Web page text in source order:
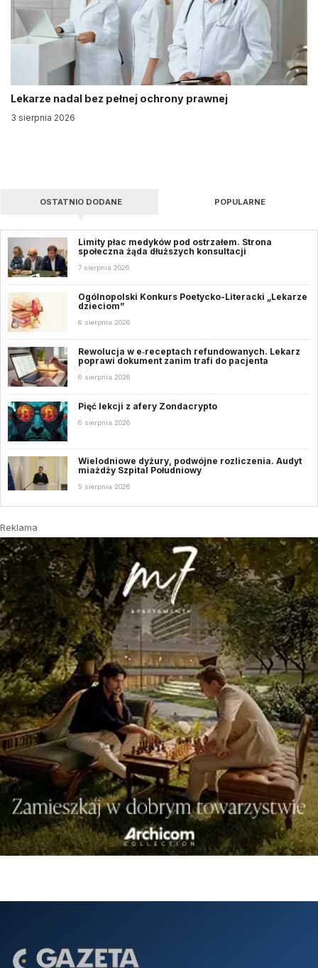
Lekarze nadal bez pełnej ochrony prawnej
3 sierpnia 2026
OSTATNIO DODANE POPULARNE
Limity płac medyków pod ostrzałem. Strona
społeczna żąda dłuższych konsultacji
7 sierpnia 2026
Ogólnopolski Konkurs Poetycko-Literacki „Lekarze
dzieciom”
6 sierpnia 2026
Rewolucja w e‑receptach refundowanych. Lekarz
poprawi dokument zanim trafi do pacjenta
6 sierpnia 2026
Pięć lekcji z afery Zondacrypto
6 sierpnia 2026
Wielodniowe dyżury, podwójne rozliczenia. Audyt
miażdży Szpital Południowy
5 sierpnia 2026
Reklama